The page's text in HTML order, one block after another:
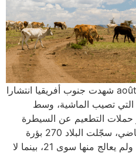
août 14, 2025 tunisieagriculture شهدت جنوب أفريقيا انتشارا
التي تصيب الماشية، وسط
التطعيم عن السيطرة
على الوباء. وحتى يوليو/تموز الماضي، سجّلت البلاد 270 بؤرة
إصابة بالمرض في 5 مقاطعات، ولم يعالج منها سوى 21، بينما لا